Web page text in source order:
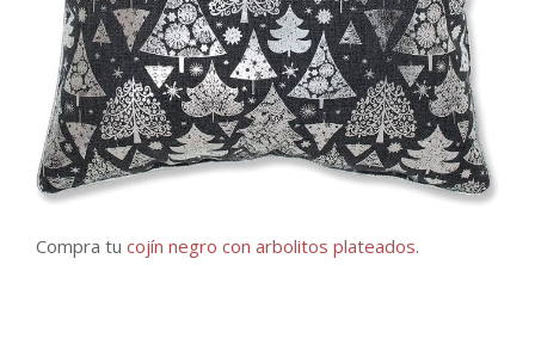
Compra tu cojín negro con arbolitos plateados.